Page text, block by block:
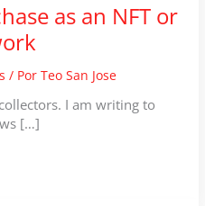
as an NFT or
/ Por Teo San Jose
I am writing to
[…]